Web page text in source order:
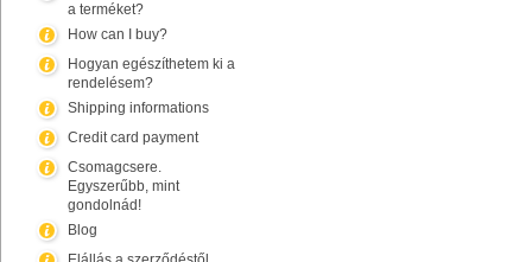
a terméket?
How can I buy?
Hogyan egészíthetem ki a
rendelésem?
Shipping informations
Credit card payment
Csomagcsere.
Egyszerűbb, mint
gondolnád!
Blog